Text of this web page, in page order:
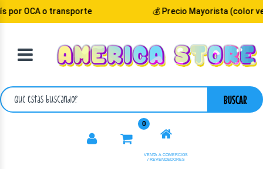
OCA o transporte 💰 Precio Mayorista (color verde):
BUSCAR
0
VENTA A COMERCIOS
/ REVENDEDORES
VOLVER
CATEGORIA